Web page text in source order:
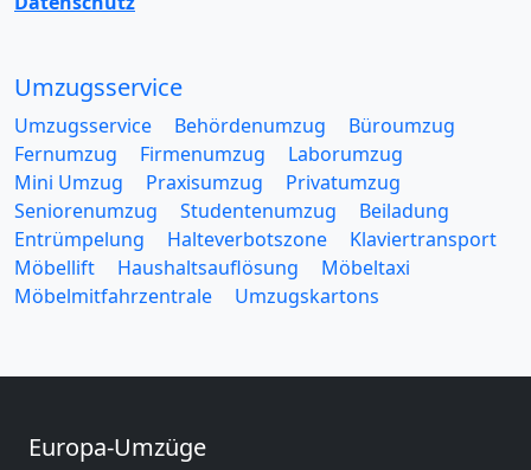
Umzugsservice
Umzugsservice Behördenumzug
Büroumzug
Fernumzug
Firmenumzug
Laborumzug
Mini Umzug
Praxisumzug
Privatumzug
Seniorenumzug
Studentenumzug
Beiladung
Entrümpelung
Halteverbotszone
Klaviertransport
Möbellift
Haushaltsauflösung
Möbeltaxi
Möbelmitfahrzentrale
Umzugskartons
Europa-Umzüge